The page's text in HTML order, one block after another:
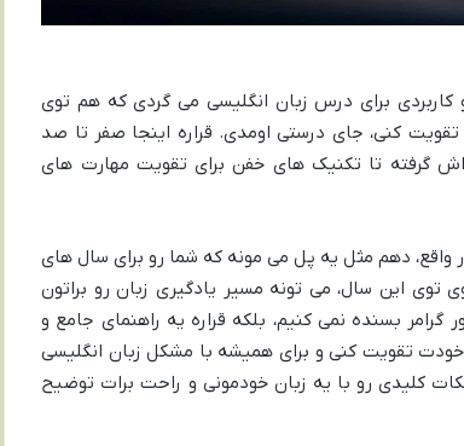
برای درس زبان انگلیسی می گردی که هم توی
کنی، جای درستی اومدی. قراره اینجا صفر تا صد
اش گرفته تا تکنیک های خفن برای تقویت مهارت های
دهم مثل یه پل می مونه که شما رو برای سال های
توی این سال، می تونه مسیر یادگیری زبان رو براتون
بسنده نمی کنیم، بلکه قراره یه راهنمای جامع و
خودت تقویت کنی و برای همیشه با مشکل زبان انگلیسی
کلیدی رو با یه زبان خودمونی و راحت برات توضیح